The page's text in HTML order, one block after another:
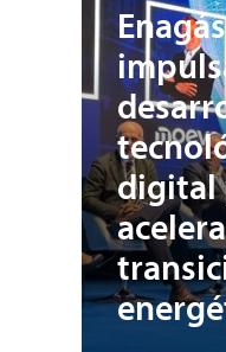
Enagás
digital